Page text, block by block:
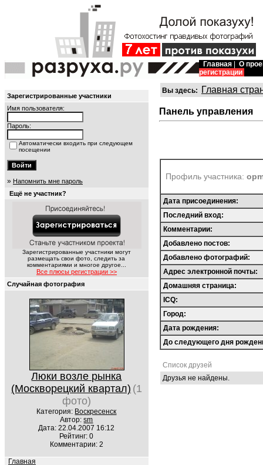
Главная
О
регистрации
Зарегистрированные участники
Имя пользователя:
Пароль:
Автоматически входить при следующем
посещении
» Напомнить мне пароль
Ещё не участник?
Зарегистрированные участники могут
размещать свои фото, следить за
комментариями и многое другое...
Все плюсы регистрации >>
Случайная фотография
Люки возле рынка
(Москворецкий квартал) (1
фото)
Категория: Воскресенск
Автор:sm
Дата: 22.04.2007 16:12
Рейтинг: 0
Комментарии: 2
Главная
Вы здесь: Главная
Панель управления
Профиль участника:
Дата присоединения:
Последний вход:
Комментарии:
Добавлено постов:
Добавлено фотографий:
Адрес электронной почты:
Домашняя страница:
ICQ:
Город:
Дата рождения:
До следующего дня
Список друзей
Друзья не найдены.